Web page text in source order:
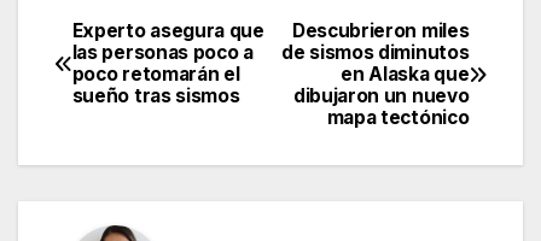
Navegación
de
Descubrieron miles
de sismos diminutos
en Alaska que
dibujaron un nuevo
mapa tectónico
Experto asegura que
las personas poco a
poco retomarán el
sueño tras sismos